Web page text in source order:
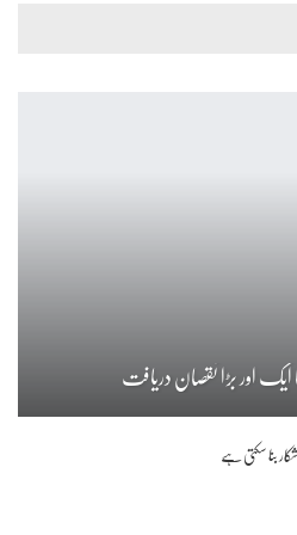
ایک اور بڑا نقصان دریافت
بنا سکتی ہے